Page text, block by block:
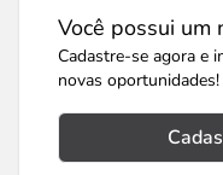
Você possui um
Cadastre-se agora e
novas oportunidades!